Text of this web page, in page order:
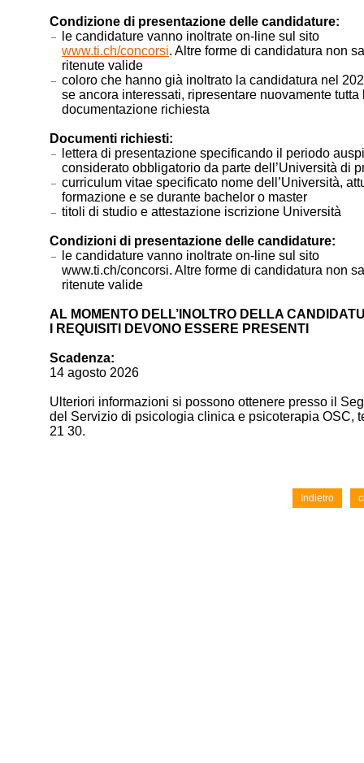
Condizione di presentazione delle candidature:
le candidature vanno inoltrate on-line sul sito
www.ti.ch/concorsi. Altre forme di candidatura non
ritenute valide
coloro che hanno già inoltrato la candidatura nel
se ancora interessati, ripresentare nuovamente tutta
documentazione richiesta
Documenti richiesti:
lettera di presentazione specificando il periodo
considerato obbligatorio da parte dell’Università di
curriculum vitae specificato nome dell’Università,
formazione e se durante bachelor o master
titoli di studio e attestazione iscrizione Università
Condizioni di presentazione delle candidature:
le candidature vanno inoltrate on-line sul sito
www.ti.ch/concorsi. Altre forme di candidatura non
ritenute valide
AL MOMENTO DELL’INOLTRO DELLA
I REQUISITI DEVONO ESSERE PRESENTI
Scadenza:
14 agosto 2026
Ulteriori informazioni si possono ottenere presso il
del Servizio di psicologia clinica e psicoterapia OSC,
21 30.
Indietro